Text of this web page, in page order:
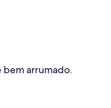
bem arrumado.